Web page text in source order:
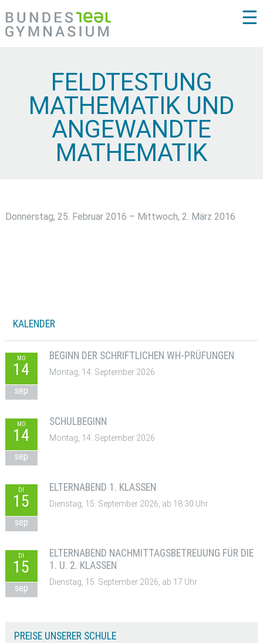
☰
FELDTESTUNG
MATHEMATIK UND
ANGEWANDTE
MATHEMATIK
Donnerstag, 25. Februar 2016 – Mittwoch, 2. März 2016
KALENDER
MO
14
sep
BEGINN DER SCHRIFTLICHEN WH-PRÜFUNGEN
Montag, 14. September 2026
MO
14
sep
SCHULBEGINN
Montag, 14. September 2026
DI
15
sep
ELTERNABEND 1. KLASSEN
Dienstag, 15. September 2026, ab 18:30 Uhr
DI
15
sep
ELTERNABEND NACHMITTAGSBETREUUNG FÜR DIE
1. U. 2. KLASSEN
Dienstag, 15. September 2026, ab 17 Uhr
PREISE UNSERER SCHULE